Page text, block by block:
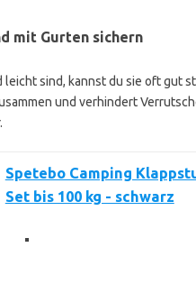
mit Gurten sichern
sind, kannst du sie oft gut
und verhindert
Spetebo Camping
Set bis 100 kg - schwarz